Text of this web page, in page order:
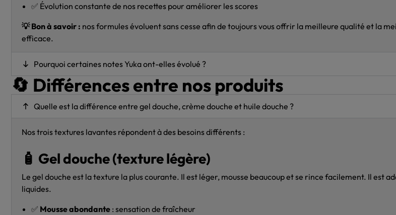
✅ Évolution constante de nos recettes pour améliorer les scores
💡 Bon à savoir : nos formules évoluent sans cesse afin de toujours vous offrir la meilleure qualité et la
efficace.
Pourquoi certaines notes Yuka ont-elles évolué ?
🔄 Différences entre nos produits
Quelle est la différence entre gel douche, crème douche et huile douche ?
Nos trois textures lavantes répondent à des besoins différents :
🧴 Gel douche (texture légère)
Le gel douche est la texture la plus courante. Il est léger, mousse beaucoup et se rince facilement. Il est
liquides.
✅ Mousse abondante : sensation de fraîcheur